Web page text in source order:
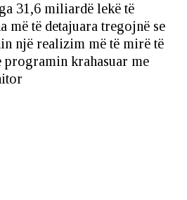
31,6 miliardë lekë të
më të detajuara tregojnë se
një realizim më të mirë të
programin krahasuar me